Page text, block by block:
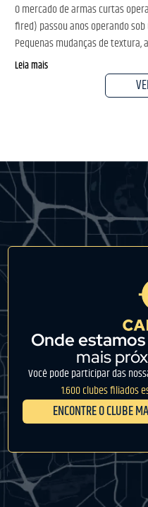
O mercado de armas curtas
fired) passou anos operando
Pequenas mudanças de textura,
Leia mais
Onde estamos
mais
Você pode participar das
1.600 clubes filiados
ENCONTRE O CLUBE